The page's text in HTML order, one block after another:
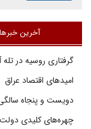
آخرین خبرها
گرفتاری روسیه در
امیدهای اقتصاد عراق
دویست و پنجاه سالگی
چهره‌های کلیدی دولت